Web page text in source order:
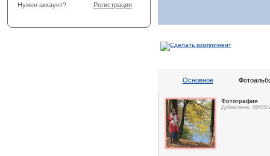
Нужен аккаунт? Регистрация
Основное
Фотография
Добавлена: 06/05/